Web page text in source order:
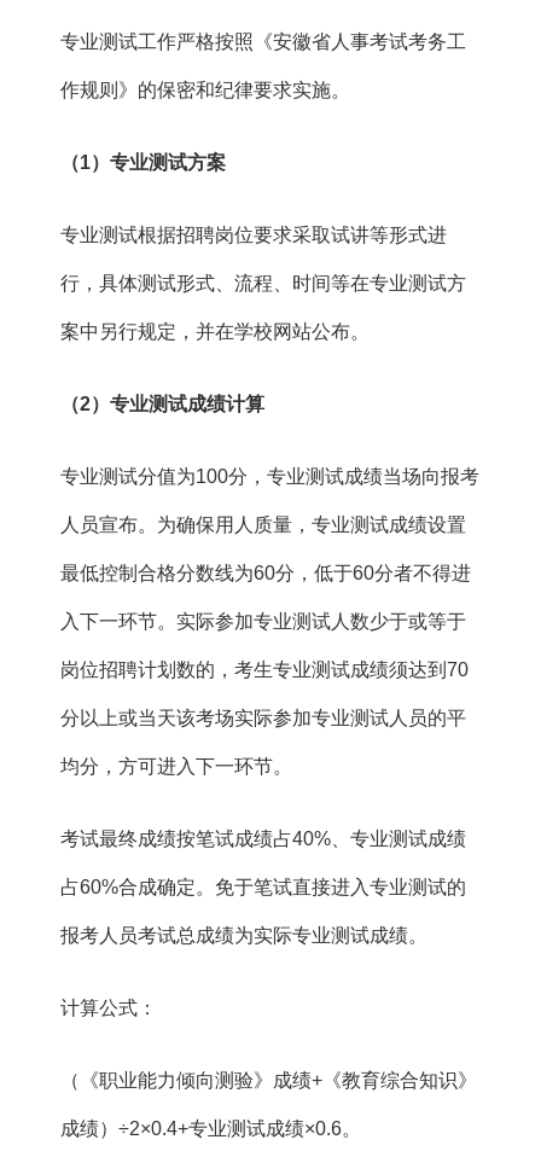
专业测试工作严格按照《安徽省人事考试考务工
作规则》的保密和纪律要求实施。
（1）专业测试方案
专业测试根据招聘岗位要求采取试讲等形式进
行，具体测试形式、流程、时间等在专业测试方
案中另行规定，并在学校网站公布。
（2） 专业测试成绩计算
专业测试分值为100分，专业测试成绩当场向报考
人员宣布。为确保用人质量，专业测试成绩设置
最低控制合格分数线为60分，低于60分者不得进
入下一环节。实际参加专业测试人数少于或等于
岗位招聘计划数的，考生专业测试成绩须达到70
分以上或当天该考场实际参加专业测试人员的平
均分，方可进入下一环节。
考试最终成绩按笔试成绩占40%、专业测试成绩
占60%合成确定。免于笔试直接进入专业测试的
报考人员考试总成绩为实际专业测试成绩。
计算公式：
（《职业能力倾向测验》成绩+《教育综合知识》
成绩）÷2×0.4+专业测试成绩×0.6。